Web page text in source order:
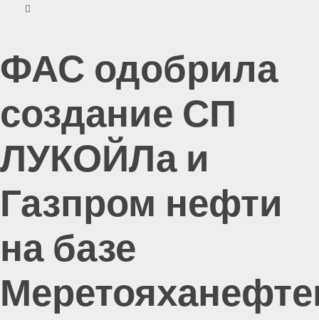
ФАС одобрила
создание СП
ЛУКОЙЛа и
Газпром нефти
на базе